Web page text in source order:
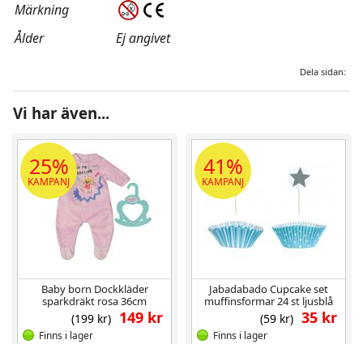
Märkning
Ålder
Ej angivet
Dela sidan:
Vi har även...
25%
KAMPANJ
Baby born Dockkläder
sparkdräkt rosa 36cm
149 kr
(199 kr)
Finns i lager
41%
KAMPANJ
Jabadabado Cupcake set
muffinsformar 24 st ljusblå
35 kr
(59 kr)
Finns i lager